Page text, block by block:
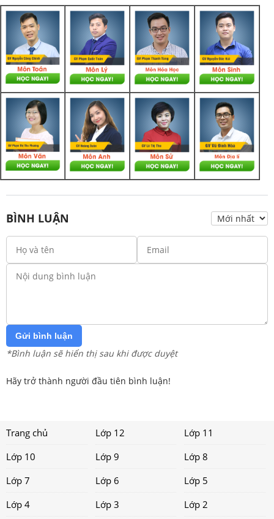
BÌNH LUẬN
Gửi bình luận
*Bình luận sẽ hiển thị sau khi được duyệt
Hãy trở thành người đầu tiên bình luận!
Trang chủ Lớp 12
Lớp 11
Lớp 10
Lớp 9
Lớp 8
Lớp 7
Lớp 6
Lớp 5
Lớp 4
Lớp 3 Lớp 2